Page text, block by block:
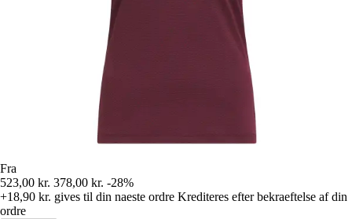
Fra
523,00 kr. 378,00 kr. -28%
+18,90 kr. gives til din naeste ordre Krediteres efter bekraeftelse af din
ordre